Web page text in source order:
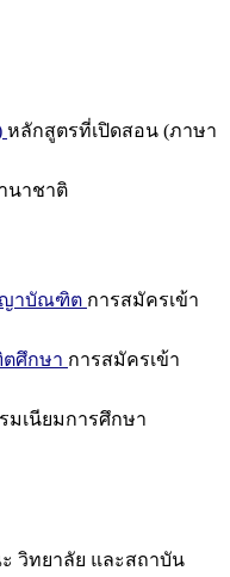
หลักสูตรที่เปิดสอน (ภาษา
นาชาติ
ญาบัณฑิต การสมัครเข้า
ศึกษา การสมัครเข้า
มเนียมการศึกษา
วิทยาลัย และสถาบัน